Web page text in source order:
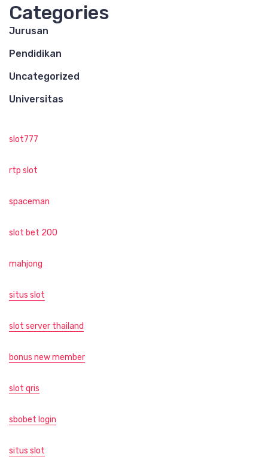
Categories
Jurusan
Pendidikan
Uncategorized
Universitas
slot777
rtp slot
spaceman
slot bet 200
mahjong
situs slot
slot server thailand
bonus new member
slot qris
sbobet login
situs slot